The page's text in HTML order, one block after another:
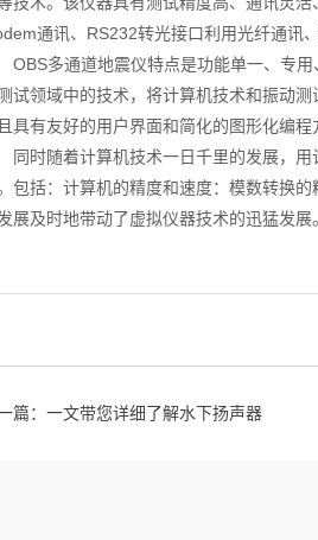
通讯、RS232转光接口利用光纤通讯
多通道地震仪特点是功能单一、专用
试领域中的技术，将计算机技术和振动
具有友好的用户界面和简化的图形化编
时随着计算机技术一日千里的发展，用
包括：计算机的精度和速度：模数转换
展及时地带动了虚拟仪器技术的迅猛发展。
篇： 一文带您详细了解水下扬声器